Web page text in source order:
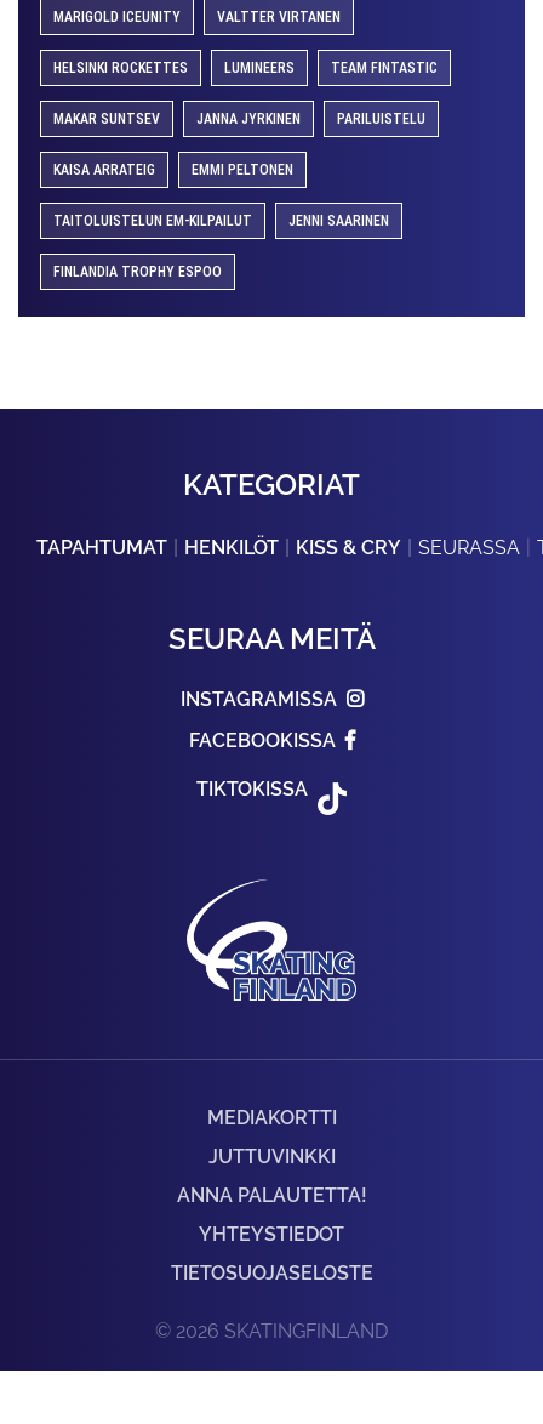
MARIGOLD ICEUNITY VALTTER VIRTANEN
HELSINKI ROCKETTES LUMINEERS TEAM FINTASTIC
MAKAR SUNTSEV JANNA JYRKINEN PARILUISTELU
KAISA ARRATEIG EMMI PELTONEN
TAITOLUISTELUN EM-KILPAILUT JENNI SAARINEN
FINLANDIA TROPHY ESPOO
KATEGORIAT
TAPAHTUMAT HENKILÖT KISS & CRY SEURASSA
SEURAA MEITÄ
INSTAGRAMISSA
FACEBOOKISSA
TIKTOKISSA
MEDIAKORTTI
JUTTUVINKKI
ANNA PALAUTETTA!
YHTEYSTIEDOT
TIETOSUOJASELOSTE
© 2026 SKATINGFINLAND